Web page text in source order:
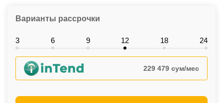
Варианты рассрочки
3 6 9 12 18 24
229 479 сум/мес